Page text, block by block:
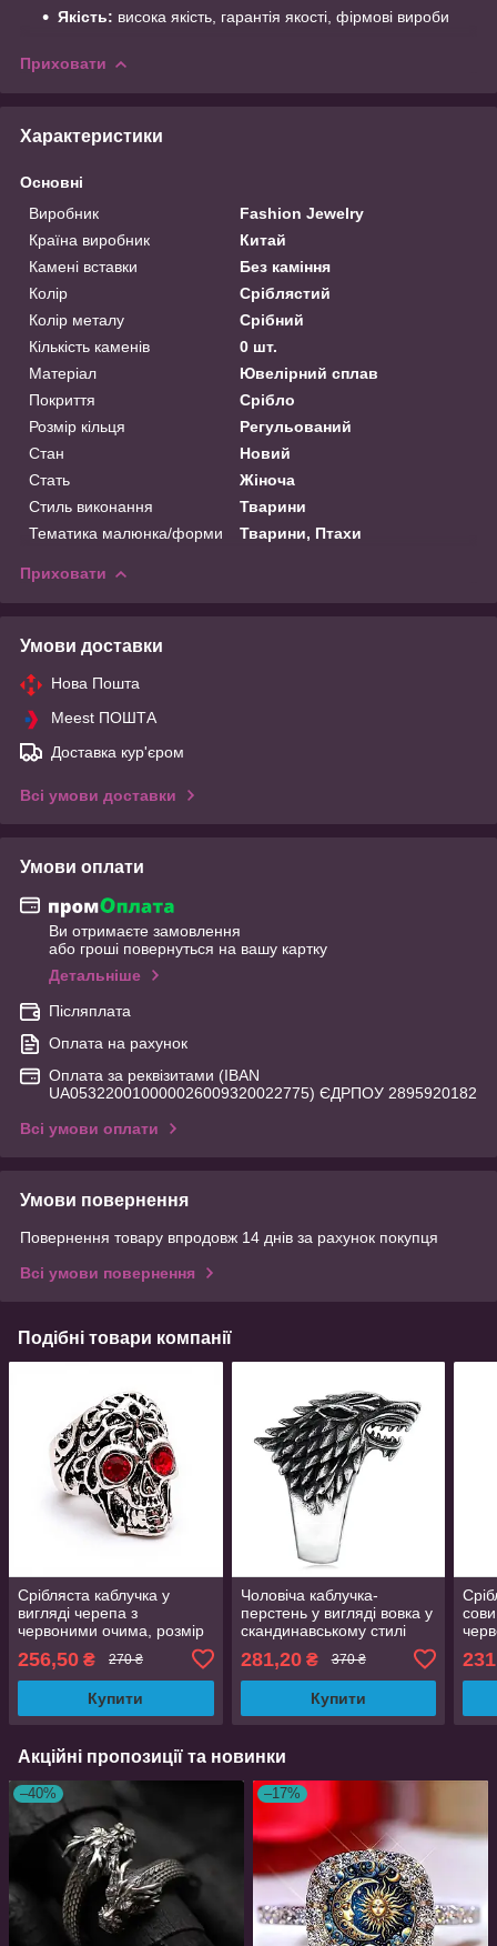
Якість: висока якість, гарантія якості, фірмові вироби
Приховати
Характеристики
Основні
Виробник
Fashion Jewelry
Країна виробник
Китай
Камені вставки
Без каміння
Колір
Сріблястий
Колір металу
Срібний
Кількість каменів
0 шт.
Матеріал
Ювелірний сплав
Покриття
Срібло
Розмір кільця
Регульований
Стан
Новий
Стать
Жіноча
Стиль виконання
Тварини
Тематика малюнка/форми
Тварини, Птахи
Приховати
Умови доставки
Нова Пошта
Meest ПОШТА
Доставка кур'єром
Всі умови доставки
Умови оплати
Ви отримаєте замовлення
або гроші повернуться на вашу картку
Детальніше
Післяплата
Оплата на рахунок
Оплата за реквізитами (IBAN
UA053220010000026009320022775) ЄДРПОУ 2895920182
Всі умови оплати
Умови повернення
Повернення товару впродовж 14 днів за рахунок покупця
Всі умови повернення
Подібні товари компанії
Срібляста каблучка у
вигляді черепа з
червоними очима, розмір
256,50 ₴ 270 ₴
Купити
Чоловіча каблучка-
перстень у вигляді вовка у
скандинавському стилі
регульований
281,20₴ 370 ₴
Купити
Акційні пропозиції та новинки
–40% –17%